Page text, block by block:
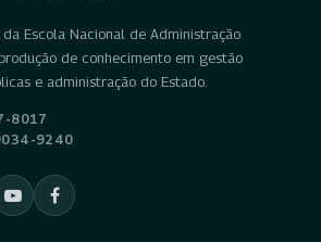
Escola Nacional de Administração
de conhecimento em gestão
e administração do Estado.
8017
9240